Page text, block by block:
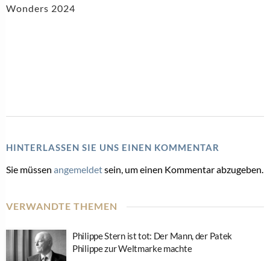
Wonders 2024
HINTERLASSEN SIE UNS EINEN KOMMENTAR
Sie müssen angemeldetsein, um einen Kommentar abzugeben.
VERWANDTE THEMEN
Philippe Stern ist tot: Der Mann, der Patek
Philippe zur Weltmarke machte